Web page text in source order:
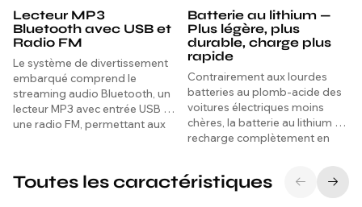
Lecteur MP3
Bluetooth avec USB et
Radio FM
Le système de divertissement
embarqué comprend le
streaming audio Bluetooth, un
lecteur MP3 avec entrée USB et
une radio FM, permettant aux
fonctionnalité rare à ce prix
Batterie au lithium —
Plus légère, plus
durable, charge plus
rapide
Contrairement aux lourdes
batteries au plomb-acide des
voitures électriques moins
chères, la batterie au lithium se
recharge complètement en
constante tout au long du
trajet et a une durée de vie
Toutes les caractéristiques